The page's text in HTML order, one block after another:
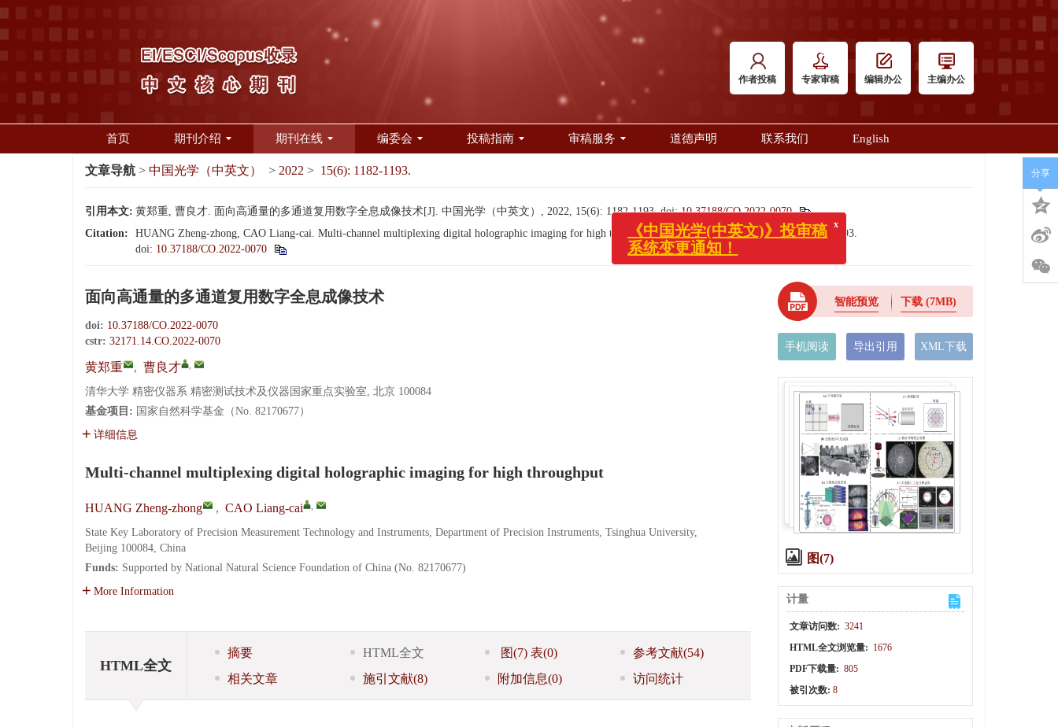
作者投稿 专家审稿 编辑办公 主编办公
首页 期刊介绍 期刊在线 编委会 投稿指南 审稿服务 道德声明 联系我们 English
文章导航 > 中国光学（中英文） > 2022 > 15(6): 1182-1193.
引用本文: 黄郑重, 曹良才. 面向高通量的多通道复用数字全息成像技术[J]. 中国光学（中英文）, 2022, 15(6): 1182-1193.doi:10.37188/CO.2022-0070
Citation:
HUANG Zheng-zhong, CAO Liang-cai. Multi-channel multiplexing digital holographic imaging for high throughput[J].Chinese Optics, 2022, 15(6): 1182-1193.
doi: 10.37188/CO.2022-0070
面向高通量的多通道复用数字全息成像技术
doi: 10.37188/CO.2022-0070
cstr: 32171.14.CO.2022-0070
黄郑重 , 曹良才 ,
清华大学 精密仪器系 精密测试技术及仪器国家重点实验室, 北京 100084
基金项目: 国家自然科学基金（No. 82170677）
详细信息
Multi-channel multiplexing digital holographic imaging for high throughput
HUANG Zheng-zhong , CAO Liang-cai ,
State Key Laboratory of Precision Measurement Technology and Instruments, Department of Precision Instruments, Tsinghua University,
Beijing 100084, China
Funds: Supported by National Natural Science Foundation of China (No. 82170677)
More Information
HTML全文
摘要 HTML全文 图(7) 表(0) 参考文献(54)
相关文章
施引文献(8) 附加信息(0) 访问统计
智能预览 下载 (7MB)
手机阅读 导出引用 XML下载
图(7)
计量
文章访问数: 3241
HTML全文浏览量: 1676
PDF下载量: 805
被引次数: 8
分享